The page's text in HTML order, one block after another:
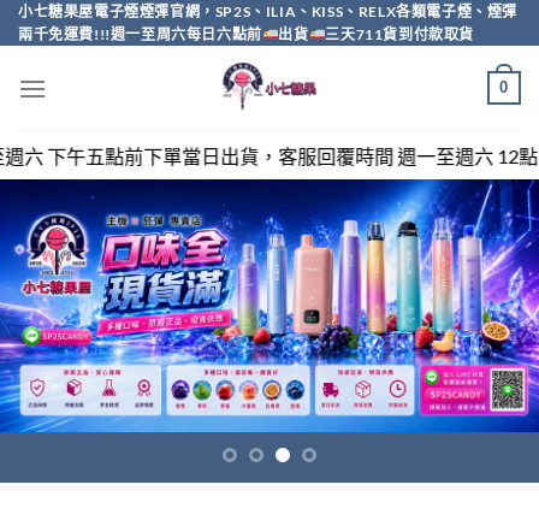
Skip
to
小七糖果屋電子煙煙彈官網，SP2S、ILIA、KISS、RELX各類電子煙、煙彈
兩千免運費!!!週一至周六每日六點前
出貨 三天711貨到付款取貨
0
當日出貨，客服回覆時間 週一至週六 12點至20點，sp2s/